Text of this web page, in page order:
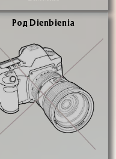
Род Dienbienia